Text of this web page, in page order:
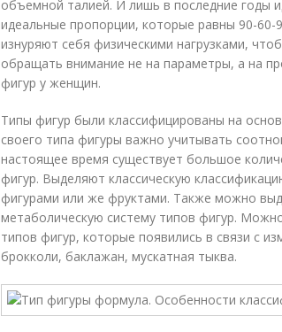
объемной талией. И лишь в последние годы
идеальные пропорции, которые равны 90-
изнуряют себя физическими нагрузками,
обращать внимание не на параметры, а на
фигур у женщин.
Типы фигур были классифицированы на
своего типа фигуры важно учитывать
настоящее время существует большое
фигур. Выделяют классическую
фигурами или же фруктами. Также можно
метаболическую систему типов фигур.
типов фигур, которые появились в связи с
брокколи, баклажан, мускатная тыква.